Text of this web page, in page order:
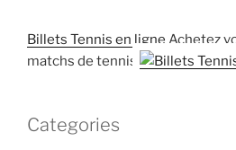
Billets Tennis en ligne Achetez
matchs de tennis
Categories